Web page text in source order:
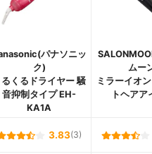
パナソニッ
ク)
るくるドライヤー 騒
音抑制タイプ EH-
KA1A
ムー
ミラーイオ
トヘアア
3.83(3)